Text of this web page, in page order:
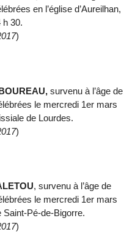
en l’église d’Aureilhan,
h 30.
)
survenu à l’âge de
le mercredi 1er mars
de Lourdes.
)
, survenu à l’âge de
le mercredi 1er mars
Saint-Pé-de-Bigorre.
)